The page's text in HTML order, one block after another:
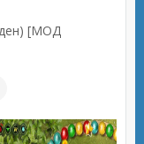
[МОД